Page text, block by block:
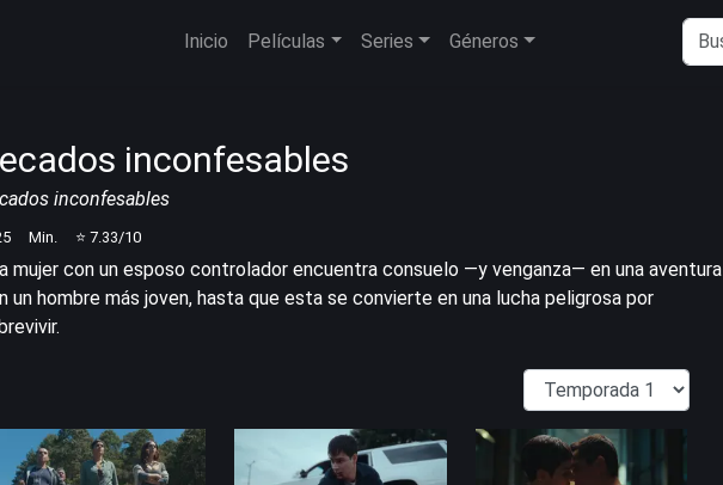
Inicio Películas Series Géneros
inconfesables
inconfesables
Min. ⭐ 7.33/10
mujer con un esposo controlador encuentra consuelo —y venganza— en una aventura
un hombre más joven, hasta que esta se convierte en una lucha peligrosa por